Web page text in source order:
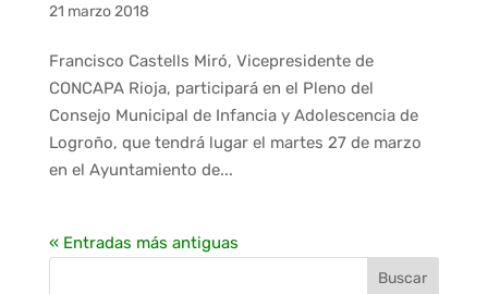
21 marzo 2018
Francisco Castells Miró, Vicepresidente de
CONCAPA Rioja, participará en el Pleno del
Consejo Municipal de Infancia y Adolescencia de
Logroño, que tendrá lugar el martes 27 de marzo
en el Ayuntamiento de...
« Entradas más antiguas